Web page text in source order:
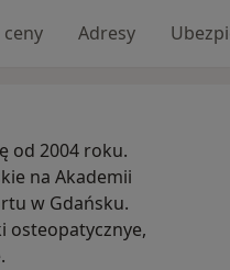
ceny Adresy
od 2004 roku.
na Akademii
w Gdańsku.
osteopatycznye,